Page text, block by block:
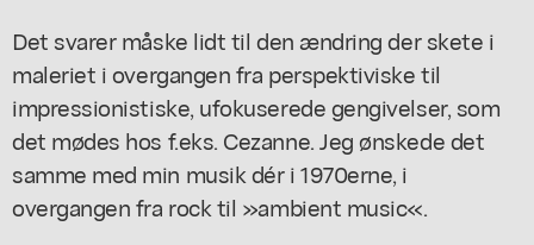
Det svarer måske lidt til den ændring der skete i
maleriet i overgangen fra perspektiviske til
impressionistiske, ufokuserede gengivelser, som
det mødes hos f.eks. Cezanne. Jeg ønskede det
samme med min musik dér i 1970erne, i
overgangen fra rock til »ambient music«.